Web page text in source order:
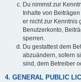
Du nimmst zur
Inhalte von
er nicht zur Kenntnis
Benutzerkonto,
sperren.
Du gestattest dem
abzuändern, sofern
sind, dem Betreiber
4. GENERAL PUBLIC